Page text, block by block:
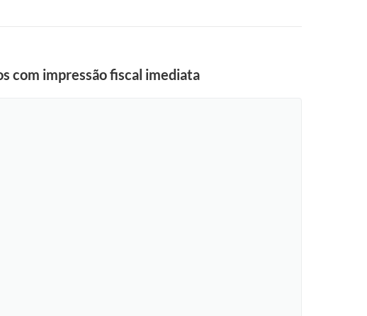
com impressão fiscal imediata